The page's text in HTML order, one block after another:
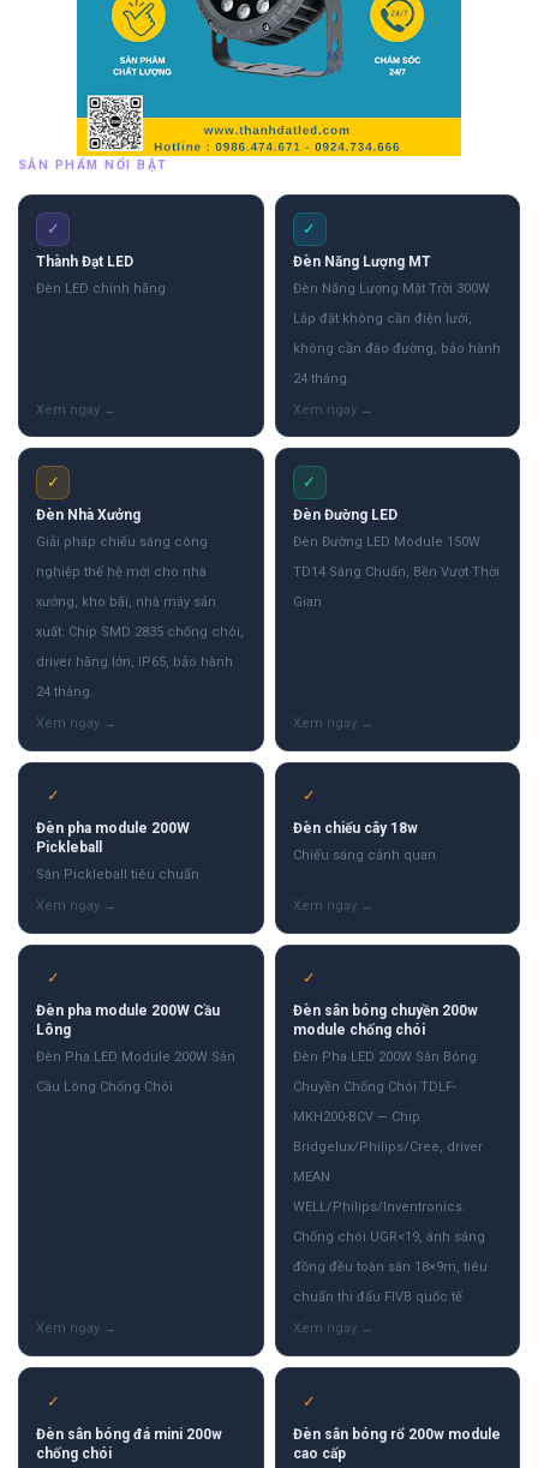
SẢN PHẨM NỔI BẬT
✓
Thành Đạt LED
Đèn LED chính hãng
✓
Đèn Năng Lượng MT
Đèn Năng Lượng Mặt Trời 300W
Lắp đặt không cần điện lưới,
không cần đào đường, bảo hành
24 tháng.
✓
Đèn Nhà Xưởng
Giải pháp chiếu sáng công
nghiệp thế hệ mới cho nhà
xưởng, kho bãi, nhà máy sản
xuất. Chip SMD 2835 chống chói,
driver hãng lớn, IP65, bảo hành
24 tháng.
✓
Đèn Đường LED
Đèn Đường LED Module 150W
TD14 Sáng Chuẩn, Bền Vượt Thời
Gian
✓
Đèn pha module 200W
Pickleball
Sân Pickleball tiêu chuẩn
✓
Đèn chiếu cây 18w
Chiếu sáng cảnh quan
✓
Đèn pha module 200W Cầu
Lông
Đèn Pha LED Module 200W Sân
Cầu Lông Chống Chói
✓
Đèn sân bóng chuyền 200w
module chống chói
Đèn Pha LED 200W Sân Bóng
Chuyền Chống Chói TDLF-
MKH200-BCV — Chip
Bridgelux/Philips/Cree, driver
MEAN
WELL/Philips/Inventronics.
Chống chói UGR<19, ánh sáng
đồng đều toàn sân 18×9m, tiêu
chuẩn thi đấu FIVB quốc tế
✓
Đèn sân bóng đá mini 200w
chống chói
✓
Đèn sân bóng rổ 200w module
cao cấp